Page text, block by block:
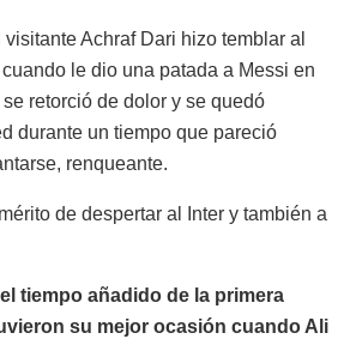
Achraf Dari hizo temblar al
le dio una patada a Messi en
retorció de dolor y se quedó
durante un tiempo que pareció
renqueante.
de despertar al Inter y también a
tiempo añadido de la primera
su mejor ocasión cuando Ali